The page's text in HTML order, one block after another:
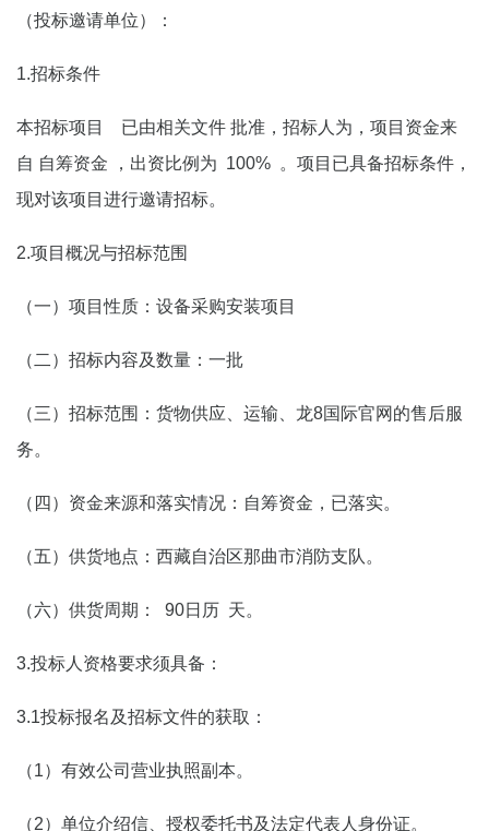
（投标邀请单位）：
1.招标条件
本招标项目 已由相关文件 批准，招标人为，项目资金来
自 自筹资金 ，出资比例为 100% 。项目已具备招标条件，
现对该项目进行邀请招标。
2.项目概况与招标范围
（一）项目性质：设备采购安装项目
（二）招标内容及数量：一批
（三）招标范围：货物供应、运输、龙8国际官网的售后服
务。
（四）资金来源和落实情况：自筹资金，已落实。
（五）供货地点：西藏自治区那曲市消防支队。
（六）供货周期： 90日历 天。
3.投标人资格要求须具备：
3.1投标报名及招标文件的获取：
（1）有效公司营业执照副本。
（2）单位介绍信、授权委托书及法定代表人身份证。